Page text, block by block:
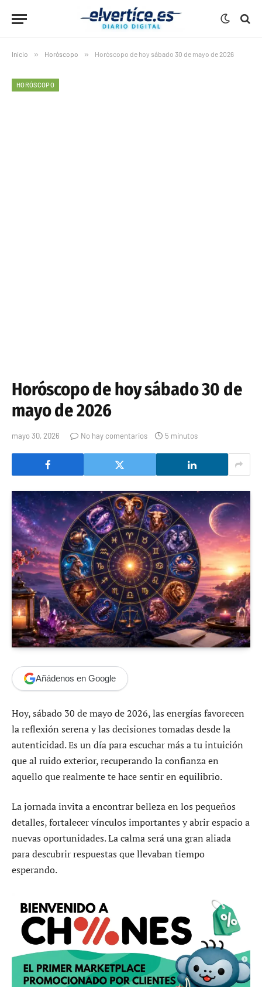
Inicio » Horóscopo » Horóscopo de hoy sábado 30 de mayo de 2026
HORÓSCOPO
Horóscopo de hoy sábado 30 de
mayo de 2026
mayo 30, 2026 No hay comentarios 5 minutos
Añádenos en Google
Hoy, sábado 30 de mayo de 2026, las energías favorecen
la reflexión serena y las decisiones tomadas desde la
autenticidad. Es un día para escuchar más a tu intuición
que al ruido exterior, recuperando la confianza en
aquello que realmente te hace sentir en equilibrio.
La jornada invita a encontrar belleza en los pequeños
detalles, fortalecer vínculos importantes y abrir espacio a
nuevas oportunidades. La calma será una gran aliada
para descubrir respuestas que llevaban tiempo
esperando.